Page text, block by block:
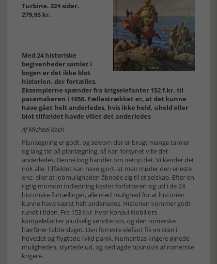
Turbine. 224 sider.
279,95 kr.
Med 24 historiske
begivenheder samlet i
bogen er det ikke blot
historien, der fortælles.
Eksemplerne spænder fra krigselefanter 152 f.kr. til
pacemakeren i 1956. Fællestrækket er, at det kunne
have gået helt anderledes, hvis ikke held, uheld eller
blot tilfældet havde villet det anderledes
Af Michael Koch
Planlægning er godt, og selvom der er brugt mange tanker
og lang tid på planlægning, så kan forsynet ville det
anderledes. Denne bog handler om netop det. Vi kender det
nok alle. Tilfældet kan have gjort, at man møder den eneste
ene, eller at jobmuligheden åbnede sig til et selskab. Efter en
rigtig morsom indledning kaster forfatteren sig ud i de 24
historiske fortællinger, alle med mulighed for at historien
kunne have været helt anderledes. Historien kommer godt
rundt i tiden. Fra 153 f.kr. hvor konsul Nobiliors
kampelefanter pludselig vendte om, og den romerske
hærfører tabte slaget. Den forreste elefant fik en sten i
hovedet og flygtede i vild panik. Numantias krigere øjnede
muligheden, styrtede ud, og nedlagde tusindvis af romerske
krigere.